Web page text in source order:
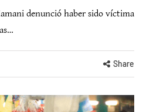
denunció haber sido víctima
Share